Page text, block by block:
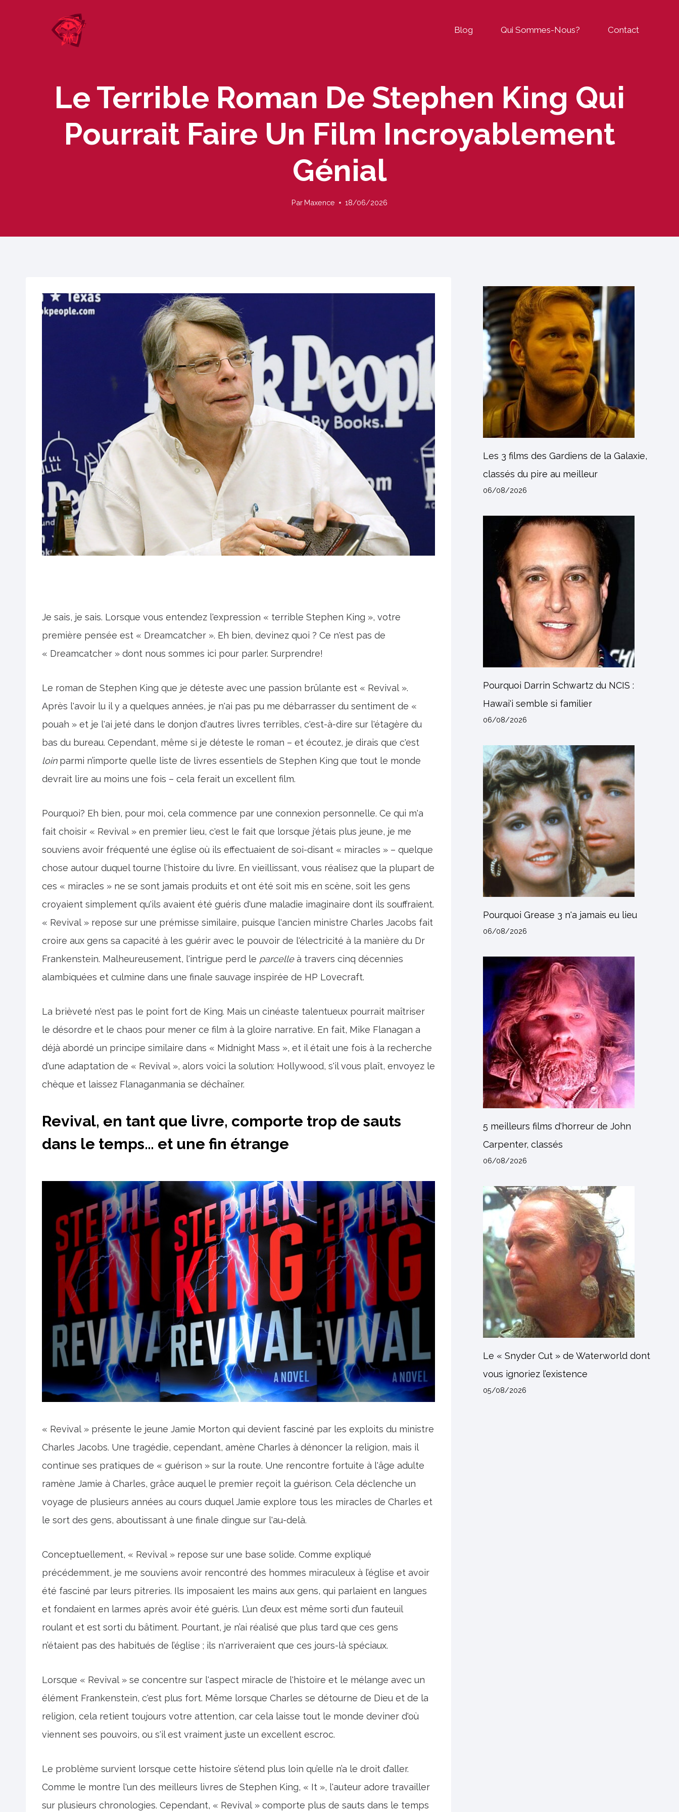
Blog Qui Sommes-Nous? Contact
Le Terrible Roman De Stephen King Qui
Pourrait Faire Un Film Incroyablement
Génial
Par Maxence 18/06/2026
Je sais, je sais. Lorsque vous entendez l'expression « terrible Stephen King », votre
première pensée est « Dreamcatcher ». Eh bien, devinez quoi ? Ce n'est pas de
« Dreamcatcher » dont nous sommes ici pour parler. Surprendre!
Le roman de Stephen King que je déteste avec une passion brûlante est « Revival ».
Après l'avoir lu il y a quelques années, je n'ai pas pu me débarrasser du sentiment de «
pouah » et je l'ai jeté dans le donjon d'autres livres terribles, c'est-à-dire sur l'étagère du
bas du bureau. Cependant, même si je déteste le roman – et écoutez, je dirais que c'est
loinparmi n’importe quelle liste de livres essentiels de Stephen King que tout le monde
devrait lire au moins une fois – cela ferait un excellent film.
Pourquoi? Eh bien, pour moi, cela commence par une connexion personnelle. Ce qui m'a
fait choisir « Revival » en premier lieu, c'est le fait que lorsque j'étais plus jeune, je me
souviens avoir fréquenté une église où ils effectuaient de soi-disant « miracles » – quelque
chose autour duquel tourne l'histoire du livre. En vieillissant, vous réalisez que la plupart de
ces « miracles » ne se sont jamais produits et ont été soit mis en scène, soit les gens
croyaient simplement qu'ils avaient été guéris d'une maladie imaginaire dont ils souffraient.
« Revival » repose sur une prémisse similaire, puisque l'ancien ministre Charles Jacobs fait
croire aux gens sa capacité à les guérir avec le pouvoir de l'électricité à la manière du Dr
Frankenstein. Malheureusement, l'intrigue perd le parcelleà travers cinq décennies
alambiquées et culmine dans une finale sauvage inspirée de HP Lovecraft.
La brièveté n'est pas le point fort de King. Mais un cinéaste talentueux pourrait maîtriser
le désordre et le chaos pour mener ce film à la gloire narrative. En fait, Mike Flanagan a
déjà abordé un principe similaire dans « Midnight Mass », et il était une fois à la recherche
d'une adaptation de « Revival », alors voici la solution: Hollywood, s'il vous plaît, envoyez le
chèque et laissez Flanaganmania se déchaîner.
Revival, en tant que livre, comporte trop de sauts
dans le temps… et une fin étrange
« Revival » présente le jeune Jamie Morton qui devient fasciné par les exploits du ministre
Charles Jacobs. Une tragédie, cependant, amène Charles à dénoncer la religion, mais il
continue ses pratiques de « guérison » sur la route. Une rencontre fortuite à l'âge adulte
ramène Jamie à Charles, grâce auquel le premier reçoit la guérison. Cela déclenche un
voyage de plusieurs années au cours duquel Jamie explore tous les miracles de Charles et
le sort des gens, aboutissant à une finale dingue sur l'au-delà.
Conceptuellement, « Revival » repose sur une base solide. Comme expliqué
précédemment, je me souviens avoir rencontré des hommes miraculeux à l’église et avoir
été fasciné par leurs pitreries. Ils imposaient les mains aux gens, qui parlaient en langues
et fondaient en larmes après avoir été guéris. L’un d’eux est même sorti d’un fauteuil
roulant et est sorti du bâtiment. Pourtant, je n’ai réalisé que plus tard que ces gens
n’étaient pas des habitués de l’église ; ils n'arriveraient que ces jours-là spéciaux.
Lorsque « Revival » se concentre sur l'aspect miracle de l'histoire et le mélange avec un
élément Frankenstein, c'est plus fort. Même lorsque Charles se détourne de Dieu et de la
religion, cela retient toujours votre attention, car cela laisse tout le monde deviner d'où
viennent ses pouvoirs, ou s'il est vraiment juste un excellent escroc.
Le problème survient lorsque cette histoire s’étend plus loin qu’elle n’a le droit d’aller.
Comme le montre l'un des meilleurs livres de Stephen King, « It », l'auteur adore travailler
sur plusieurs chronologies. Cependant, « Revival » comporte plus de sauts dans le temps
Les 3 films des Gardiens de la Galaxie,
classés du pire au meilleur
06/08/2026
Pourquoi Darrin Schwartz du NCIS :
Hawai'i semble si familier
06/08/2026
Pourquoi Grease 3 n'a jamais eu lieu
06/08/2026
5 meilleurs films d'horreur de John
Carpenter, classés
06/08/2026
Le « Snyder Cut » de Waterworld dont
vous ignoriez l’existence
05/08/2026